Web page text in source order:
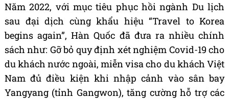
Năm 2022, với mục tiêu phục hồi ngành Du lịch
sau đại dịch cùng khẩu hiệu “Travel to Korea
begins again”, Hàn Quốc đã đưa ra nhiều chính
sách như: Gỡ bỏ quy định xét nghiệm Covid-19 cho
du khách nước ngoài, miễn visa cho du khách Việt
Nam đủ điều kiện khi nhập cảnh vào sân bay
Yangyang (tỉnh Gangwon), tăng cường hỗ trợ các